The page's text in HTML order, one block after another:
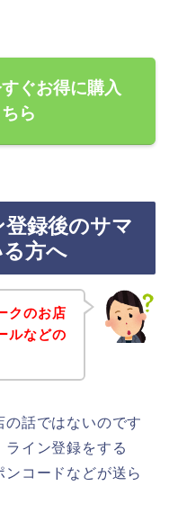
ぐお得に購入
ら
録後のサマ
方へ
クのお店
ルなどの
の話ではないのです
ライン登録をする
コードなどが送ら